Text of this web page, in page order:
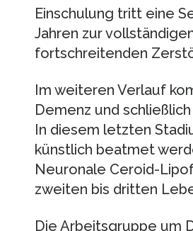
Einschulung tritt eine
Jahren zur
fortschreitenden
Im weiteren Verlauf
Demenz und
In diesem letzten
künstlich beatmet
Neuronale Ceroid-
zweiten bis dritten
Die Arbeitsgruppe um